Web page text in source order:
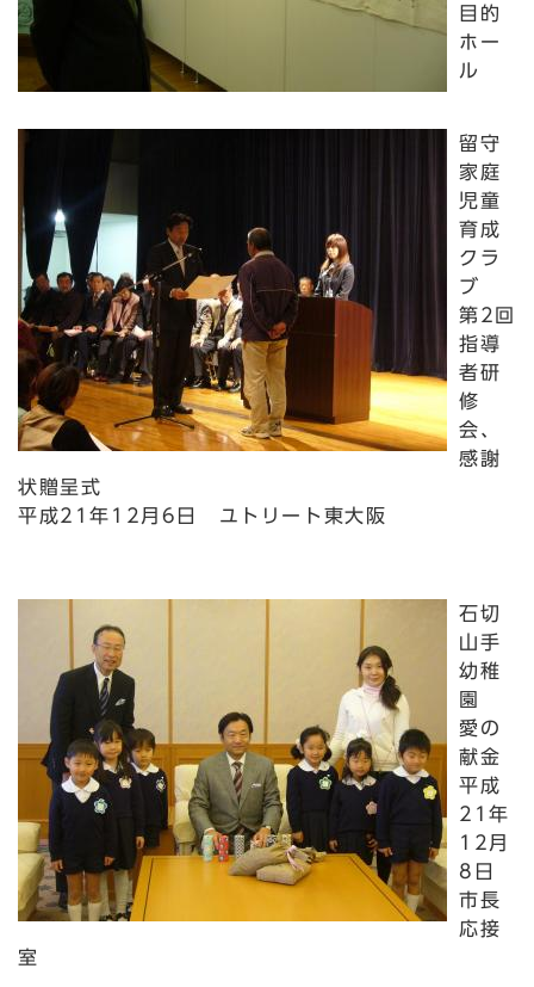
目的
ホー
ル
留守
家庭
児童
育成
クラ
ブ
第2回
指導
者研
修
会、
感謝
状贈呈式
平成21年12月6日 ユトリート東大阪
石切
山手
幼稚
園
愛の
献金
平成
21年
12月
8日
市長
応接
室